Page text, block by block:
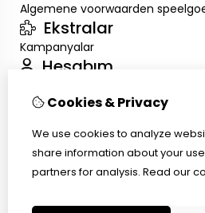
Algemene voorwaarden
Ekstralar
Kampanyalar
Hesabım
Sipariş Geçmişim
Müşteri Servisi
Ürün İadesi
Cookies & Privacy
We use cookies to analyze
share information about your
partners for analysis. Read our